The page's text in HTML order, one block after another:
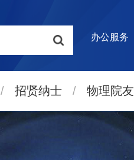
办公服务
/ 招贤纳士 / 物理院友